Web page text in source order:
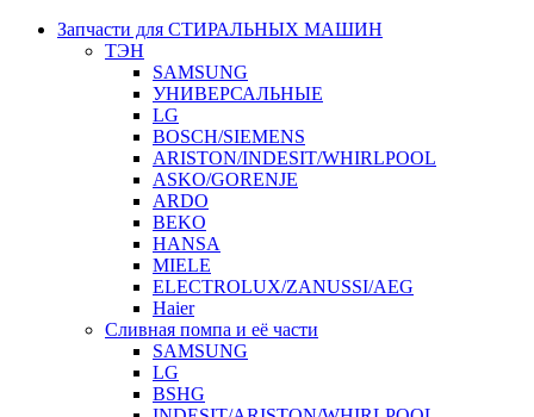
Запчасти для СТИРАЛЬНЫХ МАШИН
ТЭН
SAMSUNG
УНИВЕРСАЛЬНЫЕ
LG
BOSCH/SIEMENS
ARISTON/INDESIT/WHIRLPOOL
ASKO/GORENJE
ARDO
BEKO
HANSA
MIELE
ELECTROLUX/ZANUSSI/AEG
Haier
Сливная помпа и её части
SAMSUNG
LG
BSHG